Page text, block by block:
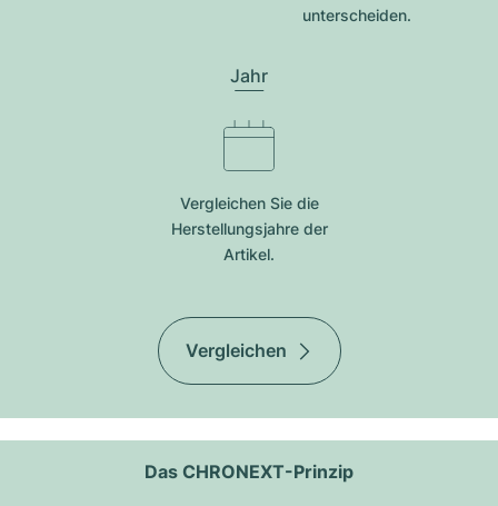
unterscheiden.
Jahr
Vergleichen Sie die
Herstellungsjahre der
Artikel.
Vergleichen
Das CHRONEXT-Prinzip